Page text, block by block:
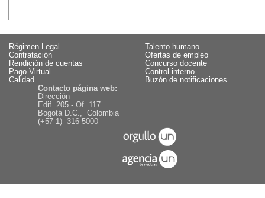
Régimen Legal
Talento humano
Contratación
Ofertas de empleo
Rendición de cuentas
Concurso docente
Pago Virtual
Control interno
Calidad
Buzón de notificaciones
Contacto página web:
Dirección
Edif. 205 - Of. 117
Bogotá D.C., Colombia
(+57 1) 316 5000